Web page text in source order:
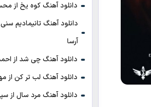
دانلود آهنگ کوه یخ از
دانلود آهنگ تانیمادیم
آرسا
دانلود آهنگ چی شد از
دانلود آهنگ لب تر کن از
دانلود آهنگ مرد سال از